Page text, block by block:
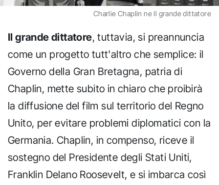
Charlie Chaplin ne Il grande dittatore
Il grande dittatore, tuttavia, si preannuncia
come un progetto tutt'altro che semplice: il
Governo della Gran Bretagna, patria di
Chaplin, mette subito in chiaro che proibirà
la diffusione del film sul territorio del Regno
Unito, per evitare problemi diplomatici con la
Germania. Chaplin, in compenso, riceve il
sostegno del Presidente degli Stati Uniti,
Franklin Delano Roosevelt, e si imbarca così